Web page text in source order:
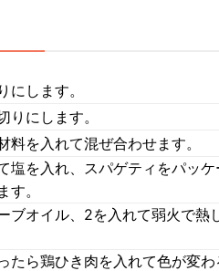
にします。
りにします。
料を入れて混ぜ合わせます。
塩を入れ、スパゲティをパッ
す。
ブオイル、2を入れて弱火で熱
たら鶏ひき肉を入れて色が変